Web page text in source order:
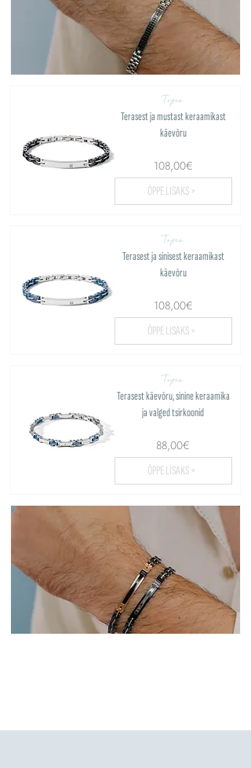
Tyres
Terasest ja mustast keraamikast
käevõru
108,00€
ÕPPE LISAKS >
Tyres
Terasest ja sinisest keraamikast
käevõru
108,00€
ÕPPE LISAKS >
Tyres
Terasest käevõru, sinine keraamika
ja valged tsirkoonid
88,00€
ÕPPE LISAKS >